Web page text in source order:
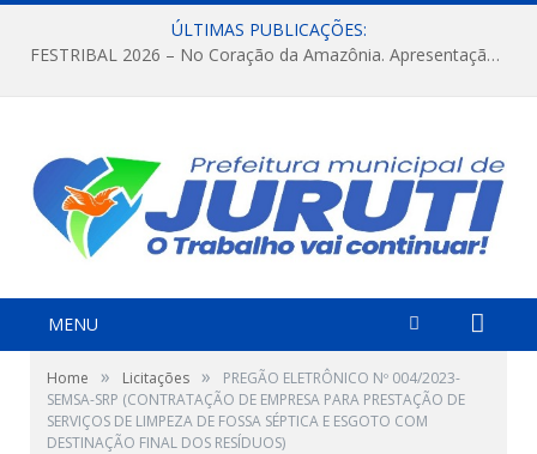
ÚLTIMAS PUBLICAÇÕES:
FESTRIBAL 2026 – No Coração da Amazônia. Apresentação da Munduruku.
MENU
Home » Licitações »
PREGÃO ELETRÔNICO Nº 004/2023-
SEMSA-SRP (CONTRATAÇÃO DE EMPRESA PARA PRESTAÇÃO DE
SERVIÇOS DE LIMPEZA DE FOSSA SÉPTICA E ESGOTO COM
DESTINAÇÃO FINAL DOS RESÍDUOS)